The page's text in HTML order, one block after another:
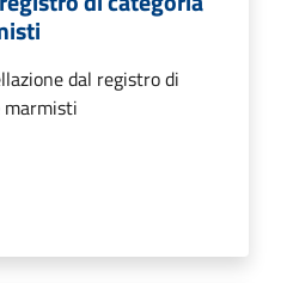
dal registro di